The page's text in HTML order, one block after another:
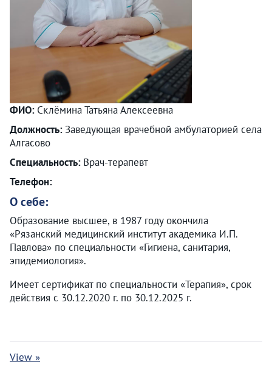
ФИО: Склёмина Татьяна Алексеевна
Должность: Заведующая врачебной амбулаторией села
Алгасово
Специальность: Врач-терапевт
Телефон:
О себе:
Образование высшее, в 1987 году окончила
«Рязанский медицинский институт академика И.П.
Павлова» по специальности «Гигиена, санитария,
эпидемиология».
Имеет сертификат по специальности «Терапия», срок
действия с 30.12.2020 г. по 30.12.2025 г.
View »